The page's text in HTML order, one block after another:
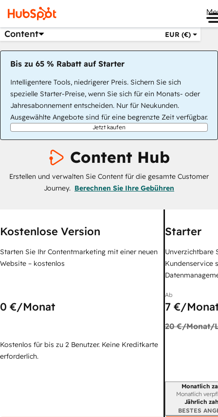
Content EUR (€)
Bis zu 65 % Rabatt auf Starter
Intelligentere Tools, niedrigerer Preis. Sichern Sie sich
spezielle Starter-Preise, wenn Sie sich für ein Monats- oder
Jahresabonnement entscheiden. Nur für Neukunden.
Ausgewählte Angebote sind für eine begrenzte Zeit verfügbar.
Jetzt kaufen
Content Hub
Erstellen und verwalten Sie Content für die gesamte Customer
Journey. Berechnen Sie Ihre Gebühren
Kostenlose Version
Starten Sie Ihr Contentmarketing mit einer neuen
Website – kostenlos
0 €/Monat
Kostenlos für bis zu 2 Benutzer. Keine Kreditkarte
erforderlich.
Starter
Unverzichtbare
Kundenservice
Ab
7 €/
20 €/Monat/
Monatlich
Monatlich
Jährlich
BESTES